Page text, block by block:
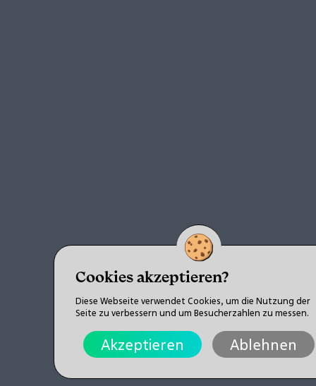
Cookies akzeptieren?
Diese Webseite verwendet Cookies, um die Nutzung der
Seite zu verbessern und um Besucherzahlen zu messen.
Akzeptieren Ablehnen